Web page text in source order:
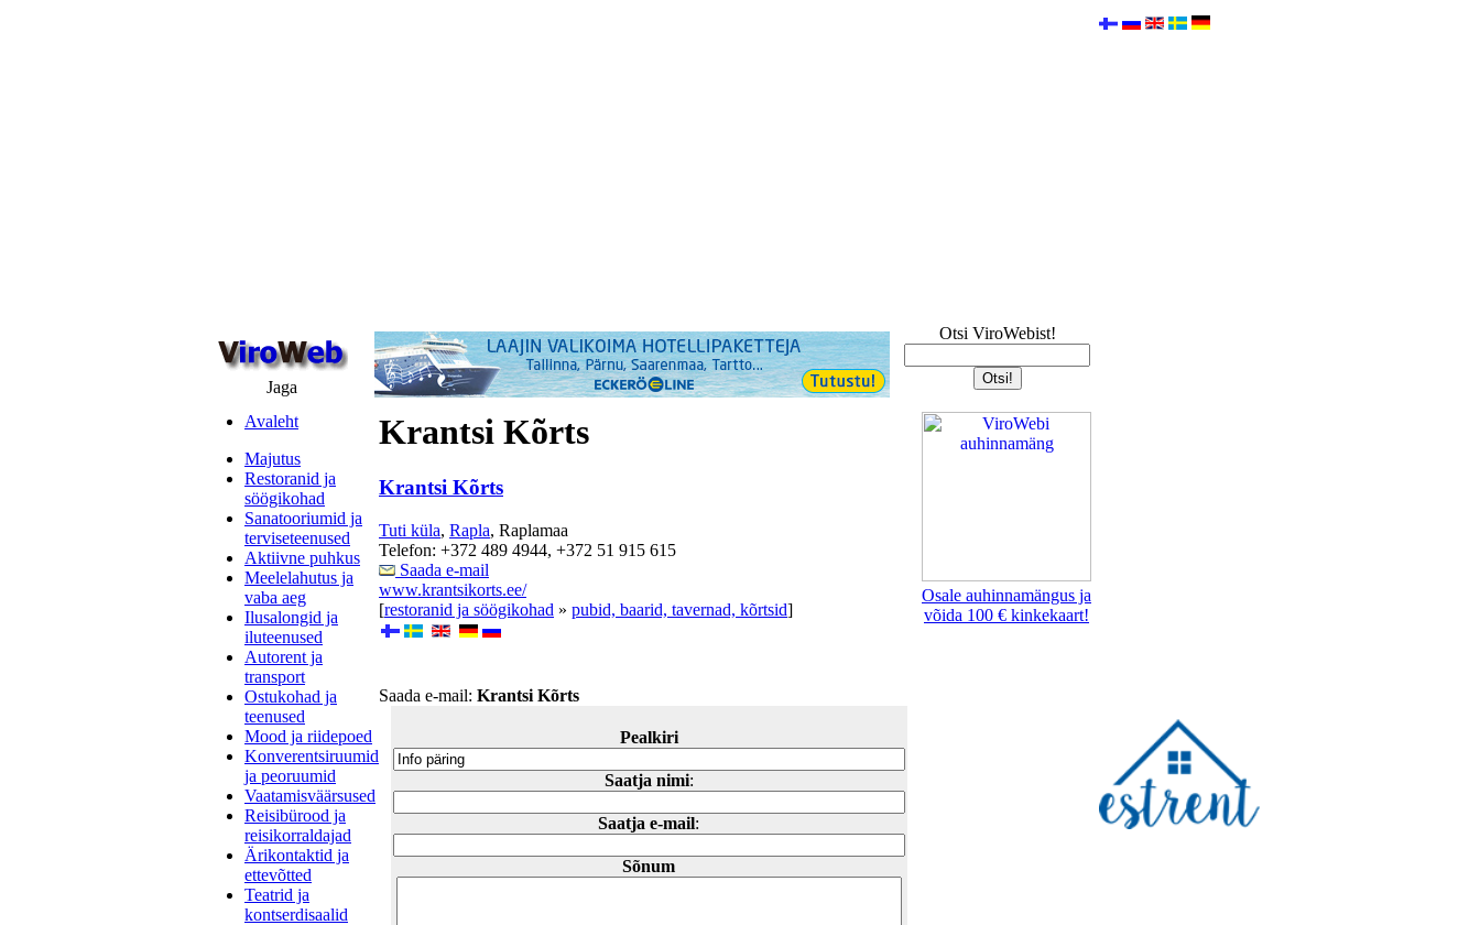
Jaga
Otsi ViroWebist!
Avaleht
Majutus
Restoranid ja
söögikohad
Sanatooriumid ja
terviseteenused
Aktiivne puhkus
Meelelahutus ja
vaba aeg
Ilusalongid ja
iluteenused
Autorent ja
transport
Ostukohad ja
teenused
Mood ja riidepoed
Konverentsiruumid
ja peoruumid
Vaatamisväärsused
Reisibürood ja
reisikorraldajad
Ärikontaktid ja
ettevõtted
Teatrid ja
kontserdisaalid
Krantsi Kõrts
Krantsi Kõrts
Tuti küla, Rapla, Raplamaa
Telefon: +372 489 4944, +372 51 915 615
Saada e-mail
www.krantsikorts.ee/
[restoranid ja söögikohad » pubid, baarid, tavernad, kõrtsid]
Saada e-mail: Krantsi Kõrts
Pealkiri
Saatja nimi:
Saatja e-mail:
Sõnum
Osale auhinnamängus ja
võida 100 € kinkekaart!